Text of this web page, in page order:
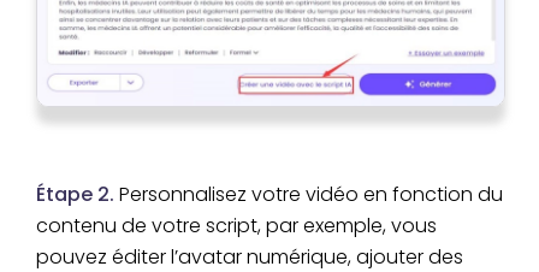
Étape 2. Personnalisez votre vidéo en fonction du
contenu de votre script, par exemple, vous
pouvez éditer l’avatar numérique, ajouter des